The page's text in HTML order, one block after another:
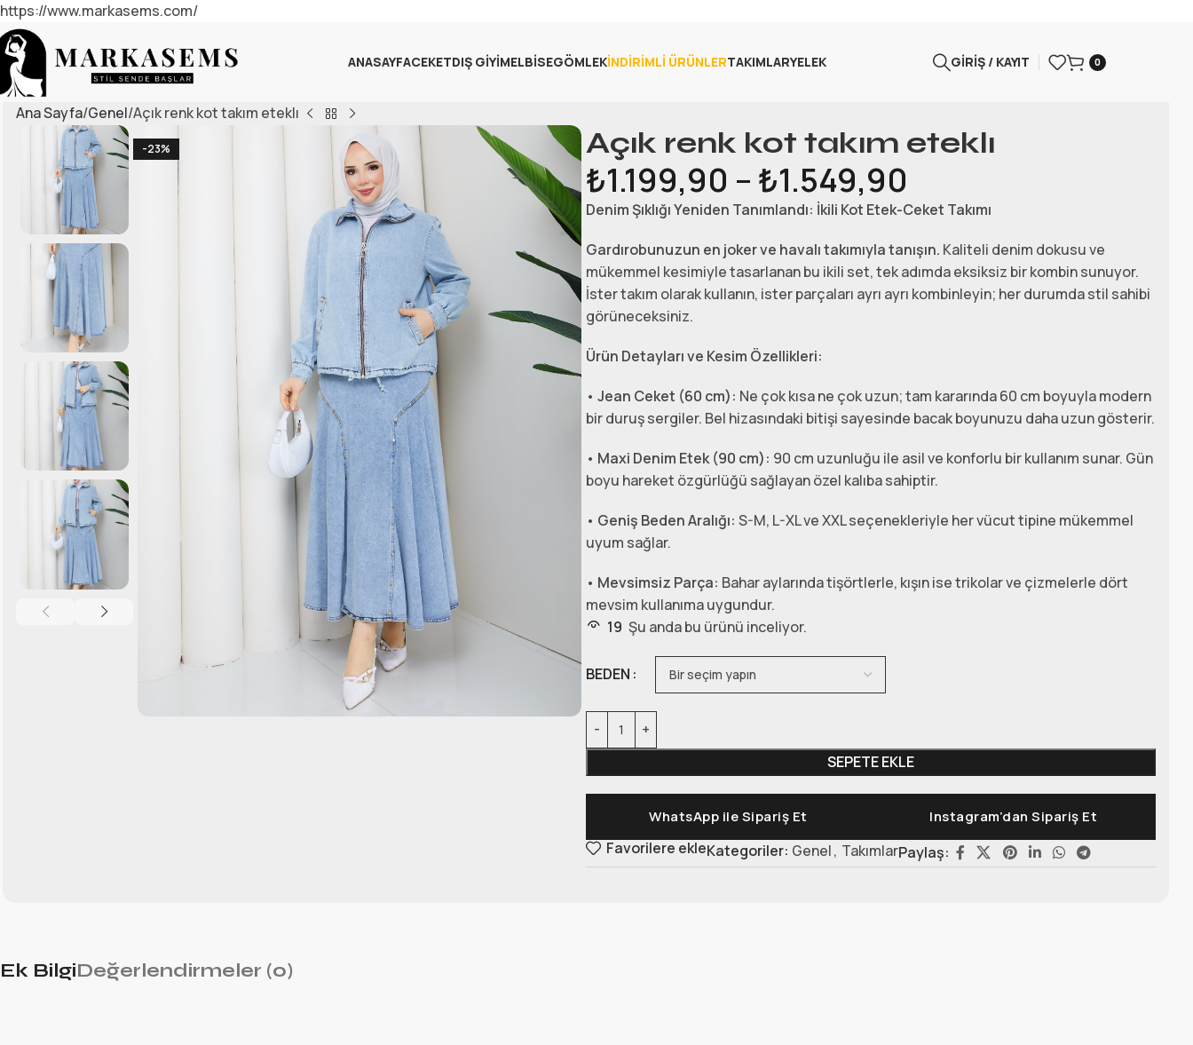
https://www.markasems.com/
ANASAYFACEKETDIŞ GIYIMELBISEGÖMLEKİNDIRIMLI ÜRÜNLERTAKIMLARYELEK GIRIŞ / KAYIT 0
Ana Sayfa Genel Açık renk kot takım eteklı
-23% Açık renk kot takım eteklı
₺1.199,90 – ₺1.549,90
Denim Şıklığı Yeniden Tanımlandı: İkili Kot Etek-Ceket Takımı
Gardırobunuzun en joker ve havalı takımıyla tanışın. Kaliteli denim dokusu ve
mükemmel kesimiyle tasarlanan bu ikili set, tek adımda eksiksiz bir kombin sunuyor.
İster takım olarak kullanın, ister parçaları ayrı ayrı kombinleyin; her durumda stil sahibi
görüneceksiniz.
Ürün Detayları ve Kesim Özellikleri:
• Jean Ceket (60 cm): Ne çok kısa ne çok uzun; tam kararında 60 cm boyuyla modern
bir duruş sergiler. Bel hizasındaki bitişi sayesinde bacak boyunuzu daha uzun gösterir.
• Maxi Denim Etek (90 cm): 90 cm uzunluğu ile asil ve konforlu bir kullanım sunar. Gün
boyu hareket özgürlüğü sağlayan özel kalıba sahiptir.
• Geniş Beden Aralığı: S-M, L-XL ve XXL seçenekleriyle her vücut tipine mükemmel
uyum sağlar.
• Mevsimsiz Parça: Bahar aylarında tişörtlerle, kışın ise trikolar ve çizmelerle dört
mevsim kullanıma uygundur.
19 Şu anda bu ürünü inceliyor.
BEDEN
SEPETE EKLE
WhatsApp ile Sipariş Et Instagram’dan Sipariş Et
Favorilere ekleKategoriler: Genel, TakımlarPaylaş:
Ek BilgiDeğerlendirmeler (0)